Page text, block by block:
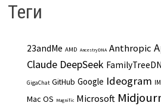
Теги
23andMe AMD AncestryDNA Anthropic
Claude DeepSeek
GigaChat GitHub Google Ideogram
Mac OS Magnific Microsoft